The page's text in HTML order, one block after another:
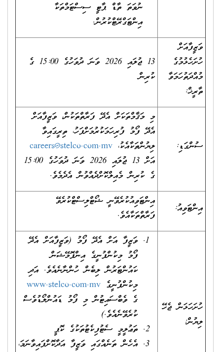
ނުވަތަ ތާޑް ޕާޓީ ސިސްޓަމްތަކާ
އިންޓަގްރޭޓްކުރުން.
ވަޒީފާއަށް
ހުށަހެޅުމުގެ
މުއްދަތުހަމަވާ
ތާރީޚް:
13 ޖުލައި 2026 ވަނަ ދުވަހުގެ 15:00 ގެ
ކުރިން
ސުންގަޑި:
މި މަޤާމްތަކަށް އެދޭ ފަރާތްތަކުން، ވަޒީފާއަށް
އެދޭ ފޯމު ފުރިހަމަކުރުމަށްފަހު، ތިރީގައިވާ
ލިޔުންތަކާއެކު، careers@stelco.com.mv
އަށް 13 ޖުލައި 2026 ވަނަ ދުވަހުގެ 15:00
ގެ ކުރިން މެއިލްކޮށްދެއްވުން އެދެމެވެ.
އިންޓަވިއު:
އިންޓަވިއުކުރެވޭނީ ޝޯޓްލިސްޓްކުރެވޭ
ފަރާތްތަކާއެވެ.
ހުށަހަޅަން ޖެހޭ
ލިޔުން:
ވަޒީފާ އަށް އެދޭ ފޯމު (ވަޒީފާއަށް އެދޭ
ފޯމު މިކުންފުނީގެ އިންފޮމޭޝަން
ކައުންޓަރުން ލިބެން ހުންނާނެއެވެ. އަދި
މިކުންފުނީގެ www.stelco.com.mv
ގެ ވެބްސައިޓުން މި ފޯމު ޑައުންލޯޑުވެސް
ކުރެވޭނެއެވެ.)
ތަޢުލީމީ ސެޓުފިކެޓުތަކުގެ ކޮޕީ
އެހެން ތަނެއްގައި ވަޒީފާ އަދާކޮށްފައިވާނަމަ،